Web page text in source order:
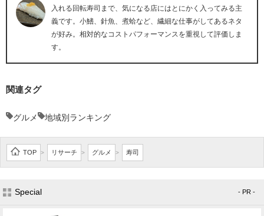
入れる回転寿司まで、気になる店にはとにかく入ってみる主
義です。小鰭、針魚、煮蛤など、繊細な仕事がしてあるネタ
が好み。相対的なコストパフォーマンスを重視して評価しま
す。
関連タグ
グルメ 地域別ランキング
TOP > リサーチ > グルメ > 寿司
Special - PR -